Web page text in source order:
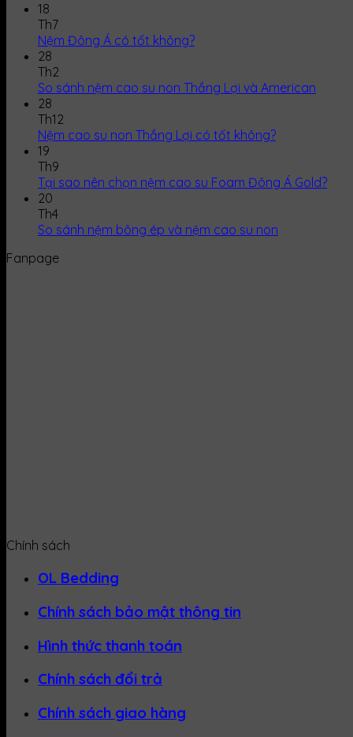
18
Th7
Nệm Đông Á có tốt không?
28
Th2
So sánh nệm cao su non Thắng Lợi và American
28
Th12
Nệm cao su non Thắng Lợi có tốt không?
19
Th9
Tại sao nên chọn nệm cao su Foam Đông Á Gold?
20
Th4
So sánh nệm bông ép và nệm cao su non
Fanpage
Chính sách
OL Bedding
Chính sách bảo mật thông tin
Hình thức thanh toán
Chính sách đổi trả
Chính sách giao hàng